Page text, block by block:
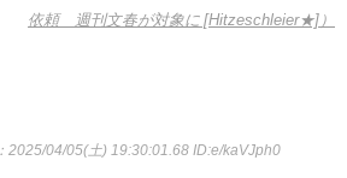
依頼 週刊文春が対象に [Hitzeschleier★]）
：2025/04/05(土) 19:30:01.68 ID:e/kaVJph0